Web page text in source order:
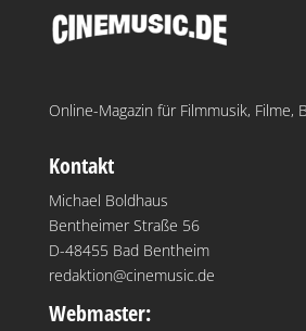
Online-Magazin für Filmmusik, Filme,
Kontakt
Michael Boldhaus
Bentheimer Straße 56
D-48455 Bad Bentheim
redaktion@cinemusic.de
Webmaster: